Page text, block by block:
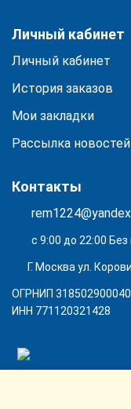
Личный кабинет
Личный кабинет
История заказов
Мои закладки
Рассылка новостей
Контакты
с 9:00 до 22:00
Г. Москва ул.
ОГРНИП
ИНН 771120321428
(с) 2015 - 2026